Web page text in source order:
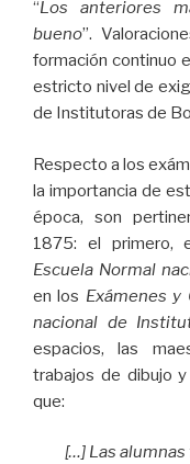
“Los anteriores
bueno”.
formación continuo
estricto nivel de
de Institutoras de
Respecto a los
la importancia de
época, son
1875: el primero,
Escuela Normal
en los Exámenes y
nacional de
espacios, las
trabajos de dibujo
que:
[…] Las